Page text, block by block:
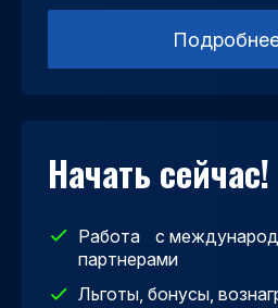
Начать сейчас!
Работа с
партнерами
Льготы, бонусы,